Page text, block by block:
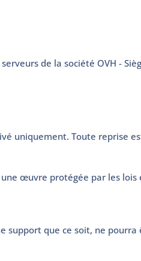
de la société OVH -
uniquement. Toute reprise
œuvre protégée par les lois
que ce soit, ne